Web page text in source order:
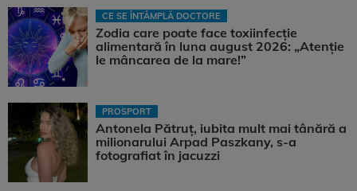
CE SE ÎNTÂMPLĂ DOCTORE
Zodia care poate face toxiinfecție
alimentară în luna august 2026: „Atenție
le mâncarea de la mare!”
PROSPORT
Antonela Pătruț, iubita mult mai tânără a
milionarului Arpad Paszkany, s-a
fotografiat în jacuzzi